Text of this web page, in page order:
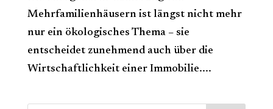
Mehrfamilienhäusern ist längst nicht mehr
nur ein ökologisches Thema – sie
entscheidet zunehmend auch über die
Wirtschaftlichkeit einer Immobilie....